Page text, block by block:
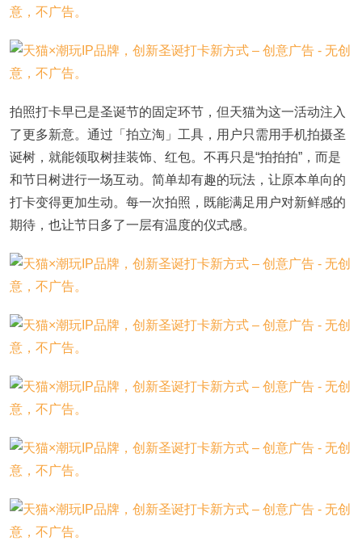
拍照打卡早已是圣诞节的固定环节，但天猫为这一活动注入
了更多新意。通过「拍立淘」工具，用户只需用手机拍摄圣
诞树，就能领取树挂装饰、红包。不再只是“拍拍拍”，而是
和节日树进行一场互动。简单却有趣的玩法，让原本单向的
打卡变得更加生动。每一次拍照，既能满足用户对新鲜感的
期待，也让节日多了一层有温度的仪式感。